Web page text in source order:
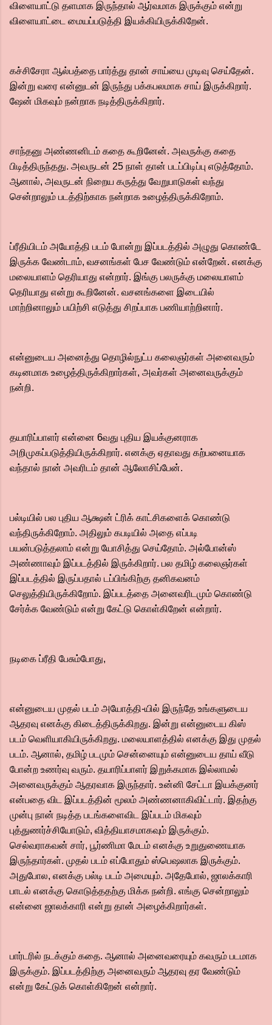
விளையாட்டு தளமாக இருந்தால் ஆர்வமாக இருக்கும் என்று
விளையாட்டை மையப்படுத்தி இயக்கியிருக்கிறேன்.
கச்சிசேரா ஆல்பத்தை பார்த்து தான் சாய்யை முடிவு செய்தேன்.
இன்று வரை என்னுடன் இருந்து பக்கபலமாக சாய் இருக்கிறார்.
ஷேன் மிகவும் நன்றாக நடித்திருக்கிறார்.
சாந்தனு அண்ணனிடம் கதை கூறினேன். அவருக்கு கதை
பிடித்திருந்தது. அவருடன் 25 நாள் தான் படப்பிடிப்பு எடுத்தோம்.
ஆனால், அவருடன் நிறைய கருத்து வேறுபாடுகள் வந்து
சென்றாலும் படத்திற்காக நன்றாக உழைத்திருக்கிறோம்.
ப்ரீதியிடம் அயோத்தி படம் போன்று இப்படத்தில் அழுது கொண்டே
இருக்க வேண்டாம், வசனங்கள் பேச வேண்டும் என்றேன். எனக்கு
மலையாளம் தெரியாது என்றார். இங்கு பலருக்கு மலையாளம்
தெரியாது என்று கூறினேன். வசனங்களை இடையில்
மாற்றினாலும் பயிற்சி எடுத்து சிறப்பாக பணியாற்றினார்.
என்னுடைய அனைத்து தொழில்நுட்ப கலைஞர்கள் அனைவரும்
கடினமாக உழைத்திருக்கிறார்கள், அவர்கள் அனைவருக்கும்
நன்றி.
தயாரிப்பாளர் என்னை 6வது புதிய இயக்குனராக
அறிமுகப்படுத்தியிருக்கிறார். எனக்கு ஏதாவது கற்பனையாக
வந்தால் நான் அவரிடம் தான் ஆலோசிப்பேன்.
பல்டியில் பல புதிய ஆக்ஷன் ட்ரிக் காட்சிகளைக் கொண்டு
வந்திருக்கிறோம். அதிலும் கபடியில் அதை எப்படி
பயன்படுத்தலாம் என்று யோசித்து செய்தோம். அல்போன்ஸ்
அண்ணாவும் இப்படத்தில் இருக்கிறார். பல தமிழ் கலைஞர்கள்
இப்படத்தில் இருப்பதால் டப்பிங்கிற்கு தனிகவனம்
செலுத்தியிருக்கிறோம். இப்படத்தை அனைவரிடமும் கொண்டு
சேர்க்க வேண்டும் என்று கேட்டு கொள்கிறேன் என்றார்.
நடிகை ப்ரீதி பேசும்போது,
என்னுடைய முதல் படம் அயோத்தி-யில் இருந்தே உங்களுடைய
ஆதரவு எனக்கு கிடைத்திருக்கிறது. இன்று என்னுடைய கிஸ்
படம் வெளியாகியிருக்கிறது. மலையாளத்தில் எனக்கு இது முதல்
படம். ஆனால், தமிழ் படமும் சென்னையும் என்னுடைய தாய் வீடு
போன்ற உணர்வு வரும். தயாரிப்பாளர் இறுக்கமாக இல்லாமல்
அனைவருக்கும் ஆதரவாக இருந்தார். உன்னி சேட்டா இயக்குனர்
என்பதை விட இப்படத்தின் மூலம் அண்ணனாகிவிட்டார். இதற்கு
முன்பு நான் நடித்த படங்களைவிட இப்படம் மிகவும்
புத்துணர்ச்சியோடும், வித்தியாசமாகவும் இருக்கும்.
செல்வராகவன் சார், பூர்ணிமா மேடம் எனக்கு உறுதுணையாக
இருந்தார்கள். முதல் படம் எப்போதும் ஸ்பெஷலாக இருக்கும்.
அதுபோல, எனக்கு பல்டி படம் அமையும். அதேபோல், ஜாலக்காரி
பாடல் எனக்கு கொடுத்ததற்கு மிக்க நன்றி. எங்கு சென்றாலும்
என்னை ஜாலக்காரி என்று தான் அழைக்கிறார்கள்.
பார்டரில் நடக்கும் கதை. ஆனால் அனைவரையும் கவரும் படமாக
இருக்கும். இப்படத்திற்கு அனைவரும் ஆதரவு தர வேண்டும்
என்று கேட்டுக் கொள்கிறேன் என்றார்.